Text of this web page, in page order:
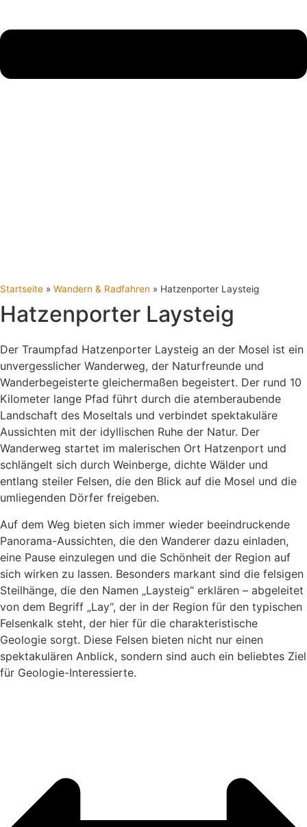
Startseite » Wandern & Radfahren » Hatzenporter Laysteig
Hatzenporter Laysteig
Der Traumpfad Hatzenporter Laysteig an der Mosel ist ein
unvergesslicher Wanderweg, der Naturfreunde und
Wanderbegeisterte gleichermaßen begeistert. Der rund 10
Kilometer lange Pfad führt durch die atemberaubende
Landschaft des Moseltals und verbindet spektakuläre
Aussichten mit der idyllischen Ruhe der Natur. Der
Wanderweg startet im malerischen Ort Hatzenport und
schlängelt sich durch Weinberge, dichte Wälder und
entlang steiler Felsen, die den Blick auf die Mosel und die
umliegenden Dörfer freigeben.
Auf dem Weg bieten sich immer wieder beeindruckende
Panorama-Aussichten, die den Wanderer dazu einladen,
eine Pause einzulegen und die Schönheit der Region auf
sich wirken zu lassen. Besonders markant sind die felsigen
Steilhänge, die den Namen „Laysteig“ erklären – abgeleitet
von dem Begriff „Lay“, der in der Region für den typischen
Felsenkalk steht, der hier für die charakteristische
Geologie sorgt. Diese Felsen bieten nicht nur einen
spektakulären Anblick, sondern sind auch ein beliebtes Ziel
für Geologie-Interessierte.